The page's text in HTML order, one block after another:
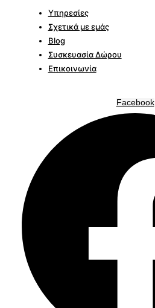
Υπηρεσίες
Σχετικά με εμάς
Blog
Συσκευασία Δώρου
Επικοινωνία
Facebook